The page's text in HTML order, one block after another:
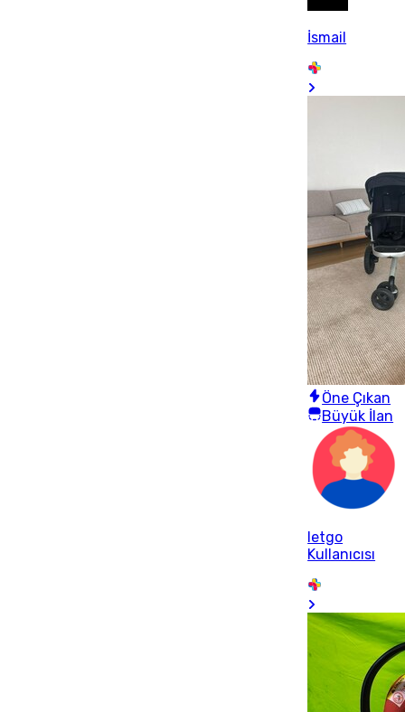
İsmail
Öne Çıkan
Büyük İlan
letgo
Kullanıcısı